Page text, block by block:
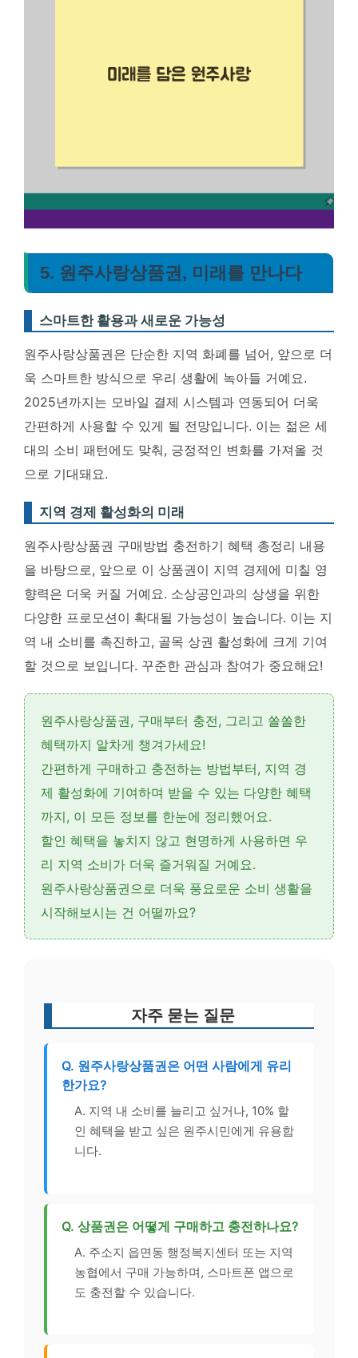
5. 원주사랑상품권, 미래를 만나다
스마트한 활용과 새로운 가능성
원주사랑상품권은 단순한 지역 화폐를 넘어, 앞으로 더
욱 스마트한 방식으로 우리 생활에 녹아들 거예요.
2025년까지는 모바일 결제 시스템과 연동되어 더욱
간편하게 사용할 수 있게 될 전망입니다. 이는 젊은 세
대의 소비 패턴에도 맞춰, 긍정적인 변화를 가져올 것
으로 기대돼요.
지역 경제 활성화의 미래
원주사랑상품권 구매방법 충전하기 혜택 총정리 내용
을 바탕으로, 앞으로 이 상품권이 지역 경제에 미칠 영
향력은 더욱 커질 거예요. 소상공인과의 상생을 위한
다양한 프로모션이 확대될 가능성이 높습니다. 이는 지
역 내 소비를 촉진하고, 골목 상권 활성화에 크게 기여
할 것으로 보입니다. 꾸준한 관심과 참여가 중요해요!
원주사랑상품권, 구매부터 충전, 그리고 쏠쏠한
혜택까지 알차게 챙겨가세요!
간편하게 구매하고 충전하는 방법부터, 지역 경
제 활성화에 기여하며 받을 수 있는 다양한 혜택
까지, 이 모든 정보를 한눈에 정리했어요.
할인 혜택을 놓치지 않고 현명하게 사용하면 우
리 지역 소비가 더욱 즐거워질 거예요.
원주사랑상품권으로 더욱 풍요로운 소비 생활을
시작해보시는 건 어떨까요?
자주 묻는 질문
Q. 원주사랑상품권은 어떤 사람에게 유리
한가요?
A. 지역 내 소비를 늘리고 싶거나, 10% 할
인 혜택을 받고 싶은 원주시민에게 유용합
니다.
Q. 상품권은 어떻게 구매하고 충전하나요?
A. 주소지 읍면동 행정복지센터 또는 지역
농협에서 구매 가능하며, 스마트폰 앱으로
도 충전할 수 있습니다.